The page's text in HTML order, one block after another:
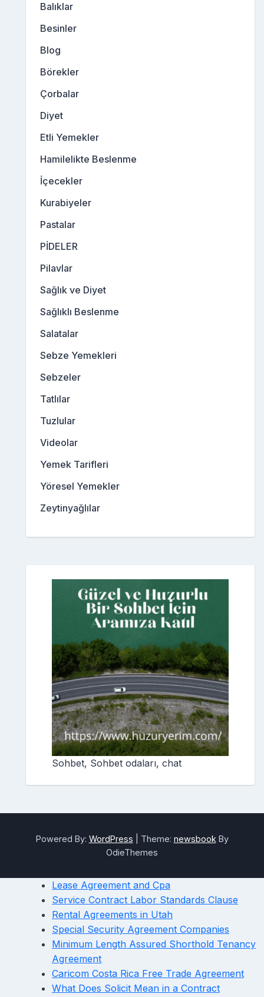
Balıklar
Besinler
Blog
Börekler
Çorbalar
Diyet
Etli Yemekler
Hamilelikte Beslenme
İçecekler
Kurabiyeler
Pastalar
PİDELER
Pilavlar
Sağlık ve Diyet
Sağlıklı Beslenme
Salatalar
Sebze Yemekleri
Sebzeler
Tatlılar
Tuzlular
Videolar
Yemek Tarifleri
Yöresel Yemekler
Zeytinyağlılar
Sohbet, Sohbet odaları, chat
Powered By: WordPress Theme: newsbook By
OdieThemes
Lease Agreement and Cpa
Service Contract Labor Standards Clause
Rental Agreements in Utah
Special Security Agreement Companies
Minimum Length Assured Shorthold Tenancy
Agreement
Caricom Costa Rica Free Trade Agreement
What Does Solicit Mean in a Contract